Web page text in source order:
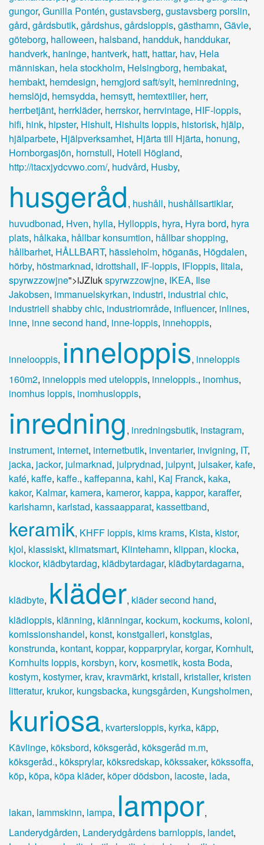
gungor, Gunilla Pontén, gustavsberg, gustavsberg porslin,
gård, gårdsbutik, gårdshus, gårdsloppis, gästhamn, Gävle,
göteborg, halloween, halsband, handduk, handdukar,
handverk, haninge, hantverk, hatt, hattar, hav, Hela
människan, hela stockholm, Helsingborg, hembakat,
hembakt, hemdesign, hemgjord saft/sylt, heminredning,
hemslöjd, hemsydda, hemsytt, hemtextilier, herr,
herrbetjänt, herrkläder, herrskor, herrvintage, HIF-loppis,
hifi, hink, hipster, Hishult, Hishults loppis, historisk, hjälp,
hjälparbete, Hjälpverksamhet, Hjärta till Hjärta, honung,
Hornborgasjön, hornstull, Hotell Högland,
http://itacxjydcvwo.com/, hudvård, Husby,
husgeråd, hushåll, hushållsartiklar,
huvudbonad, Hven, hylla, Hylloppis, hyra, Hyra bord, hyra
plats, hålkaka, hållbar konsumtion, hållbar shopping,
hållbarhet, HÅLLBART, hässleholm, höganäs, Högdalen,
hörby, höstmarknad, idrottshall, IF-loppis, IFloppis, Iitala,
spyrwzzowjne">iJZIukspyrwzzowjne, IKEA, Ilse
Jakobsen, immanuelskyrkan, industri, industrial chic,
industriell shabby chic, industriområde, influencer, inlines,
inne, inne second hand, inne-loppis, innehoppis,
innelooppis, inneloppis, inneloppis
160m2, inneloppis med uteloppis, inneloppis., inomhus,
inomhus loppis, inomhusloppis,
inredning, inredningsbutik, instagram,
instrument, internet, internetbutik, inventarier, invigning, IT,
jacka, jackor, julmarknad, julprydnad, julpynt, julsaker, kafe,
kafé, kaffe, kaffe., kaffepanna, kahl, Kaj Franck, kaka,
kakor, Kalmar, kamera, kameror, kappa, kappor, karaffer,
karlshamn, karlstad, kassaapparat, kassettband,
keramik, KHFF loppis, kims krams, Kista, kistor,
kjol, klassiskt, klimatsmart, Klintehamn, klippan, klocka,
klockor, klädbytardag, klädbytardagar, klädbytardagarna,
klädbyte, kläder, kläder second hand,
klädloppis, klänning, klänningar, kockum, kockums, koloni,
komissionshandel, konst, konstgalleri, konstglas,
konstrunda, kontant, koppar, kopparprylar, korgar, Kornhult,
Kornhults loppis, korsbyn, korv, kosmetik, kosta Boda,
kostym, kostymer, krav, kravmärkt, kristall, kristaller, kristen
litteratur, krukor, kungsbacka, kungsgården, Kungsholmen,
kuriosa, kvartersloppis, kyrka, käpp,
Kävlinge, köksbord, köksgeråd, köksgeråd m.m,
köksgeråd., köksprylar, köksredskap, kökssaker, kökssoffa,
köp, köpa, köpa kläder, köper dödsbon, lacoste, lada,
lakan, lammskinn, lampa, lampor,
Landerydgården, Landerydgårdens barnloppis, landet,